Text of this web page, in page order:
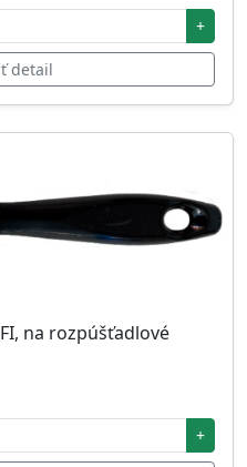
+
detail
na rozpúšťadlové
+